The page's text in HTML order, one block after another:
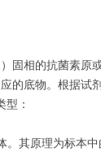
固相的抗菌素原
的底物。根据试
：
。其原理为标本